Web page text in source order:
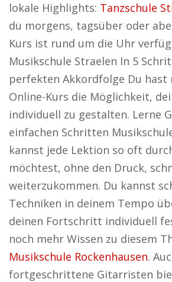
lokale Highlights: Tanzschule
du morgens, tagsüber oder
Kurs ist rund um die Uhr
Musikschule Straelen In 5
perfekten Akkordfolge Du hast
Online-Kurs die Möglichkeit,
individuell zu gestalten. Lerne
einfachen Schritten
kannst jede Lektion so oft
möchtest, ohne den Druck,
weiterzukommen. Du kannst
Techniken in deinem Tempo
deinen Fortschritt individuell
noch mehr Wissen zu diesem
Musikschule Rockenhausen.
fortgeschrittene Gitarristen